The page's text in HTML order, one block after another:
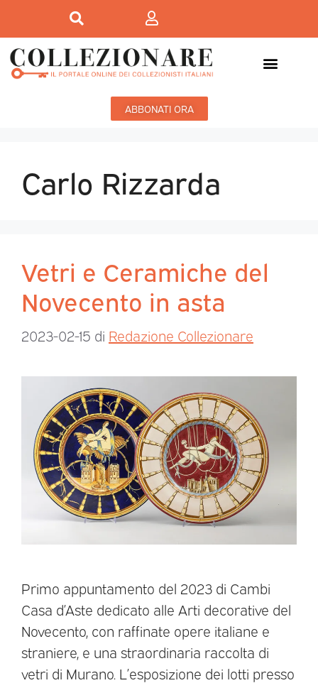
ABBONATI ORA
Carlo Rizzarda
Vetri e Ceramiche del
Novecento in asta
2023-02-15 di Redazione Collezionare
Primo appuntamento del 2023 di Cambi
Casa d’Aste dedicato alle Arti decorative del
Novecento, con raffinate opere italiane e
straniere, e una straordinaria raccolta di
vetri di Murano. L’esposizione dei lotti presso